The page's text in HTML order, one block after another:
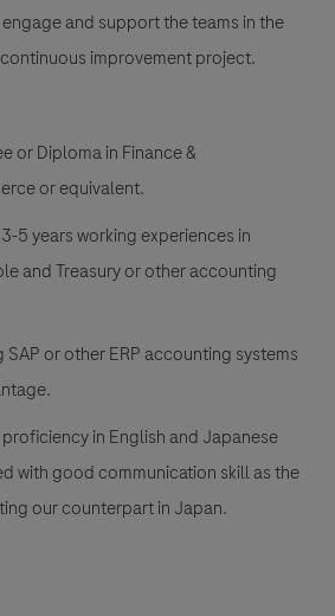
and support the teams in the
improvement project.
or Diploma in Finance &
or equivalent.
5 years working experiences in
and Treasury or other accounting
SAP or other ERP accounting systems
in English and Japanese
with good communication skill as the
our counterpart in Japan.